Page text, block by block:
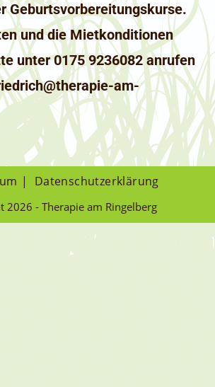
Geburtsvorbereitungskurse.
und die Mietkonditionen
unter 0175 9236082 anrufen
am-
Datenschutzerklärung
2026 - Therapie am Ringelberg